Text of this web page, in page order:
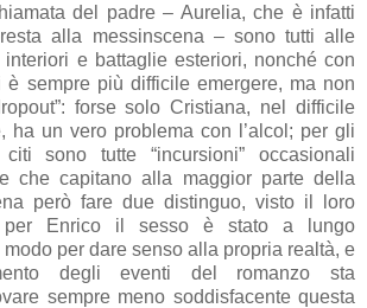
del padre – Aurelia, che è infatti
alla messinscena – sono tutti alle
e battaglie esteriori, nonché con
sempre più difficile emergere, ma non
forse solo Cristiana, nel difficile
ha un vero problema con l’alcol; per gli
sono tutte “incursioni” occasionali
che capitano alla maggior parte della
però fare due distinguo, visto il loro
per Enrico il sesso è stato a lungo
modo per dare senso alla propria realtà, e
degli eventi del romanzo sta
sempre meno soddisfacente questa